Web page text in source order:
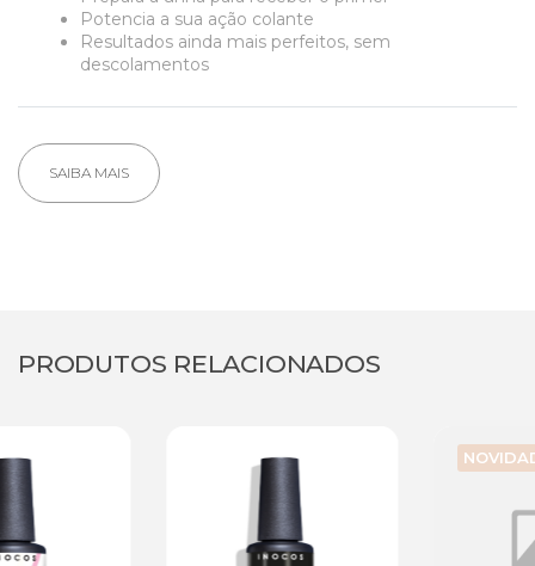
Potencia a sua ação colante
Resultados ainda mais perfeitos, sem
descolamentos
SAIBA MAIS
PRODUTOS RELACIONADOS